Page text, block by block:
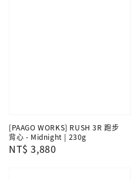
[PAAGO WORKS] RUSH 3R 跑步
背心 - Midnight | 230g
Regular
NT$ 3,880